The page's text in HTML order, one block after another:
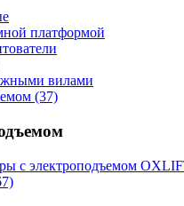
платформой
вилами
(37)
с электроподъемом